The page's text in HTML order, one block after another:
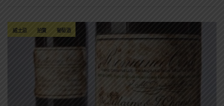
威士忌 拍賣 葡萄酒